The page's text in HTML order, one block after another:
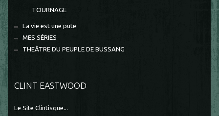
TOURNAGE
La vie est une pute
MES SÉRIES
THEÂTRE DU PEUPLE DE BUSSANG
CLINT EASTWOOD
Le Site Clintisque...